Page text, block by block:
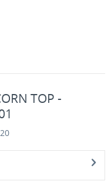
TOP -